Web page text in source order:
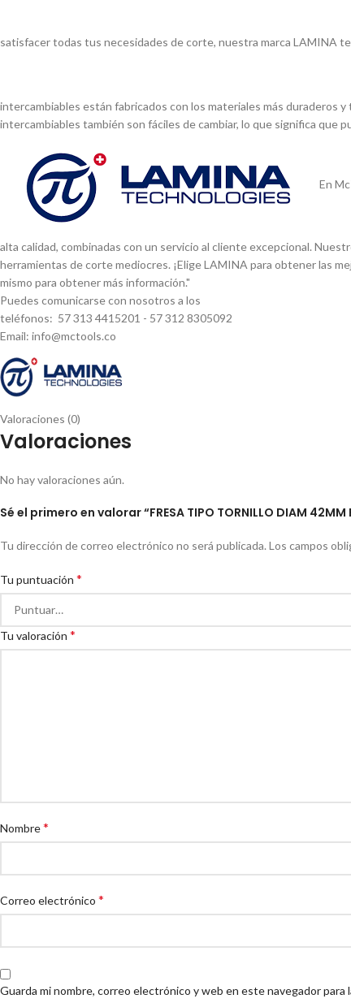
satisfacer todas tus necesidades de corte, nuestra marca LAMINA
intercambiables están fabricados con los materiales más duraderos
intercambiables también son fáciles de cambiar, lo que significa que
En
alta calidad, combinadas con un servicio al cliente excepcional.
herramientas de corte mediocres. ¡Elige LAMINA para obtener las
mismo para obtener más información."
Puedes comunicarse con nosotros a los
teléfonos: 57 313 4415201 - 57 312 8305092
Email: info@mctools.co
Valoraciones (0)
Valoraciones
No hay valoraciones aún.
Sé el primero en valorar “FRESA TIPO TORNILLO DIAM
Tu dirección de correo electrónico no será publicada. Los campos
Tu puntuación *
Tu valoración *
Nombre*
Correo electrónico *
Guarda mi nombre, correo electrónico y web en este navegador para